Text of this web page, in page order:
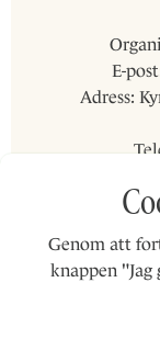
E-
Adress:
Genom att
knappen